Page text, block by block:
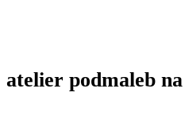
atelier podmaleb